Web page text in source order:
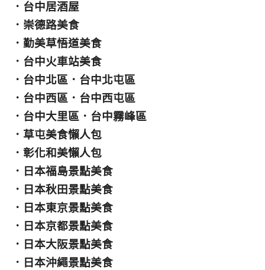
． 台中居酒屋
． 崇德路美食
． 勤美草悟道美食
． 台中火車站美食
． 台中北區 ． 台中北屯區
． 台中西區 ． 台中西屯區
． 台中大里區 ． 台中霧峰區
． 草屯美食懶人包
． 彰化和美懶人包
． 日本福島景點美食
． 日本秋田景點美食
． 日本東京景點美食
． 日本京都景點美食
． 日本大阪景點美食
． 日本沖繩景點美食